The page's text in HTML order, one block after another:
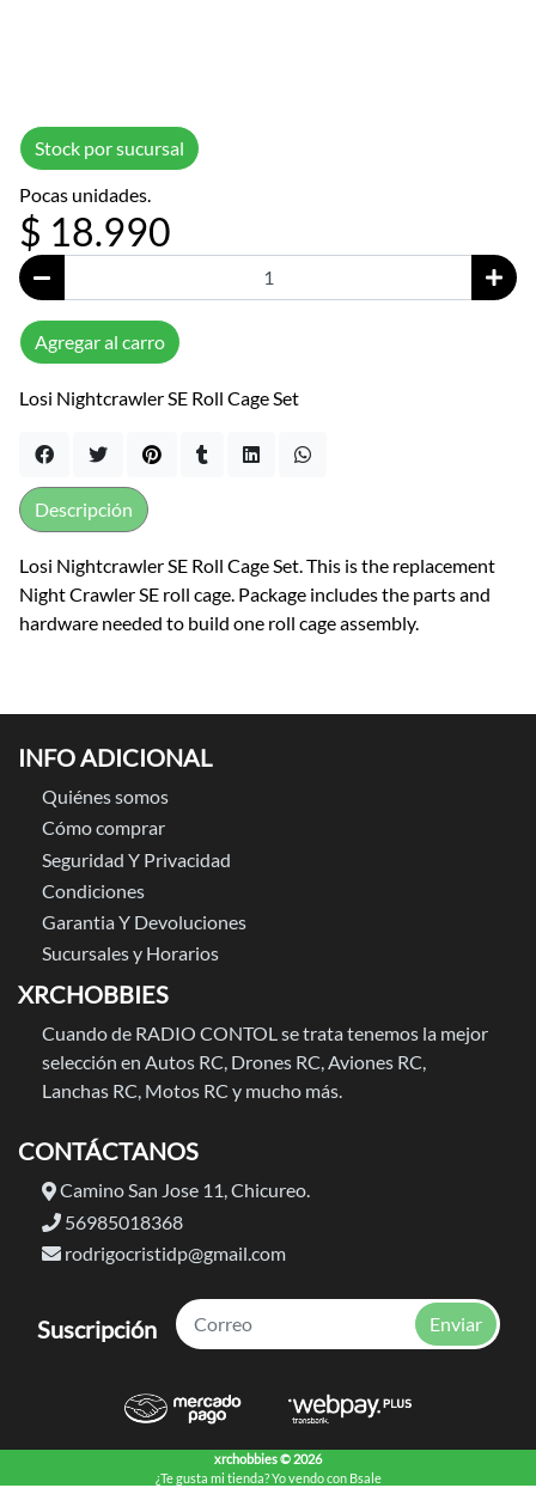
Stock por sucursal
Pocas unidades.
$ 18.990
Agregar al carro
Losi Nightcrawler SE Roll Cage Set
Losi Nightcrawler SE Roll Cage Set. This is the replacement
Night Crawler SE roll cage. Package includes the parts and
hardware needed to build one roll cage assembly.
Descripción
INFO ADICIONAL
Quiénes somos
Cómo comprar
Seguridad Y Privacidad
Condiciones
Garantia Y Devoluciones
Sucursales y Horarios
XRCHOBBIES
Cuando de RADIO CONTOL se trata tenemos la mejor
selección en Autos RC, Drones RC, Aviones RC,
Lanchas RC, Motos RC y mucho más.
CONTÁCTANOS
Camino San Jose 11, Chicureo.
56985018368
rodrigocristidp@gmail.com
Suscripción Enviar
xrchobbies © 2026
¿Te gusta mi tienda? Yo vendo con Bsale